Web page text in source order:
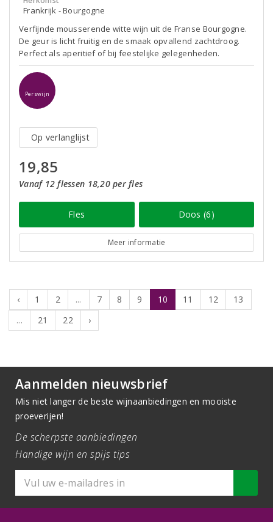
Frankrijk - Bourgogne
Verfijnde mousserende witte wijn uit de Franse Bourgogne.
De geur is licht fruitig en de smaak opvallend zachtdroog.
Perfect als aperitief of bij feestelijke gelegenheden.
Perswijn
Op verlanglijst
19,85
Vanaf 12 flessen 18,20 per fles
Fles Doos (6)
Meer informatie
‹ 1 2 ... 7 8 9 10 11 12
13
...
21 22 ›
Aanmelden nieuwsbrief
Mis niet langer de beste wijnaanbiedingen en mooiste
proeverijen!
De scherpste aanbiedingen
Handige wijn en spijs tips